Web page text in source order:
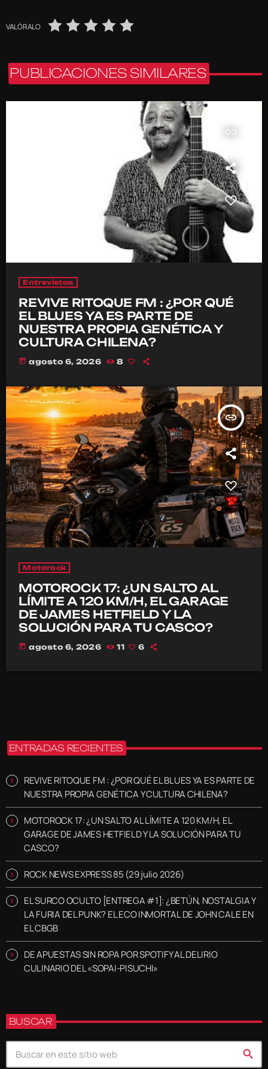
VALÓRALO
PUBLICACIONES SIMILARES
insert_link
Entrevistas
REVIVE RITOQUE FM : ¿POR QUÉ
EL BLUES YA ES PARTE DE
NUESTRA PROPIA GENÉTICA Y
CULTURA CHILENA?
today agosto 6, 2026 8
insert_link
Motorock
MOTOROCK 17: ¿UN SALTO AL
LÍMITE A 120 KM/H, EL GARAGE
DE JAMES HETFIELD Y LA
SOLUCIÓN PARA TU CASCO?
today agosto 6, 2026 11 6
ENTRADAS RECIENTES
REVIVE RITOQUE FM : ¿POR QUÉ EL BLUES YA ES PARTE DE
NUESTRA PROPIA GENÉTICA Y CULTURA CHILENA?
MOTOROCK 17: ¿UN SALTO AL LÍMITE A 120 KM/H, EL
GARAGE DE JAMES HETFIELD Y LA SOLUCIÓN PARA TU
CASCO?
ROCK NEWS EXPRESS 85 (29 julio 2026)
EL SURCO OCULTO [ENTREGA #1]: ¿BETÚN, NOSTALGIA Y
LA FURIA DEL PUNK? EL ECO INMORTAL DE JOHN CALE EN
EL CBGB
DE APUESTAS SIN ROPA POR SPOTIFY AL DELIRIO
CULINARIO DEL «SOPAI-PISUCHI»
BUSCAR
search